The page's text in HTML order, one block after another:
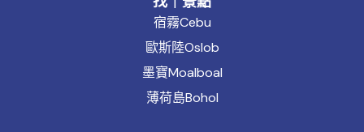
宿霧Cebu
歐斯陸Oslob
墨寶Moalboal
薄荷島Bohol